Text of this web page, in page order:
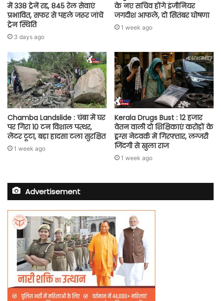
में 338 ट्रेनें रद्द, 845 रेल सेवाएं
प्रभावित, सफर से पहले जरूर जांचें
ट्रेन स्थिति
3 days ago
के नए सचिव होंगे इंजीनियर
जगदीश आफले, दो सितंबर घोषणा
1 week ago
Chamba Landslide : चंबा में घर
पर गिरा 10 टन विशाल पत्थर,
लेंटर टूटा, बड़ा हादसा टला सुरक्षित
1 week ago
Kerala Drugs Bust : 12 हजार
वेतन वाली दो शिक्षिकाएं करोड़ों के
ड्रग्स नेटवर्क में गिरफ्तार, लग्जरी
जिंदगी से खुला राज
1 week ago
Advertisement